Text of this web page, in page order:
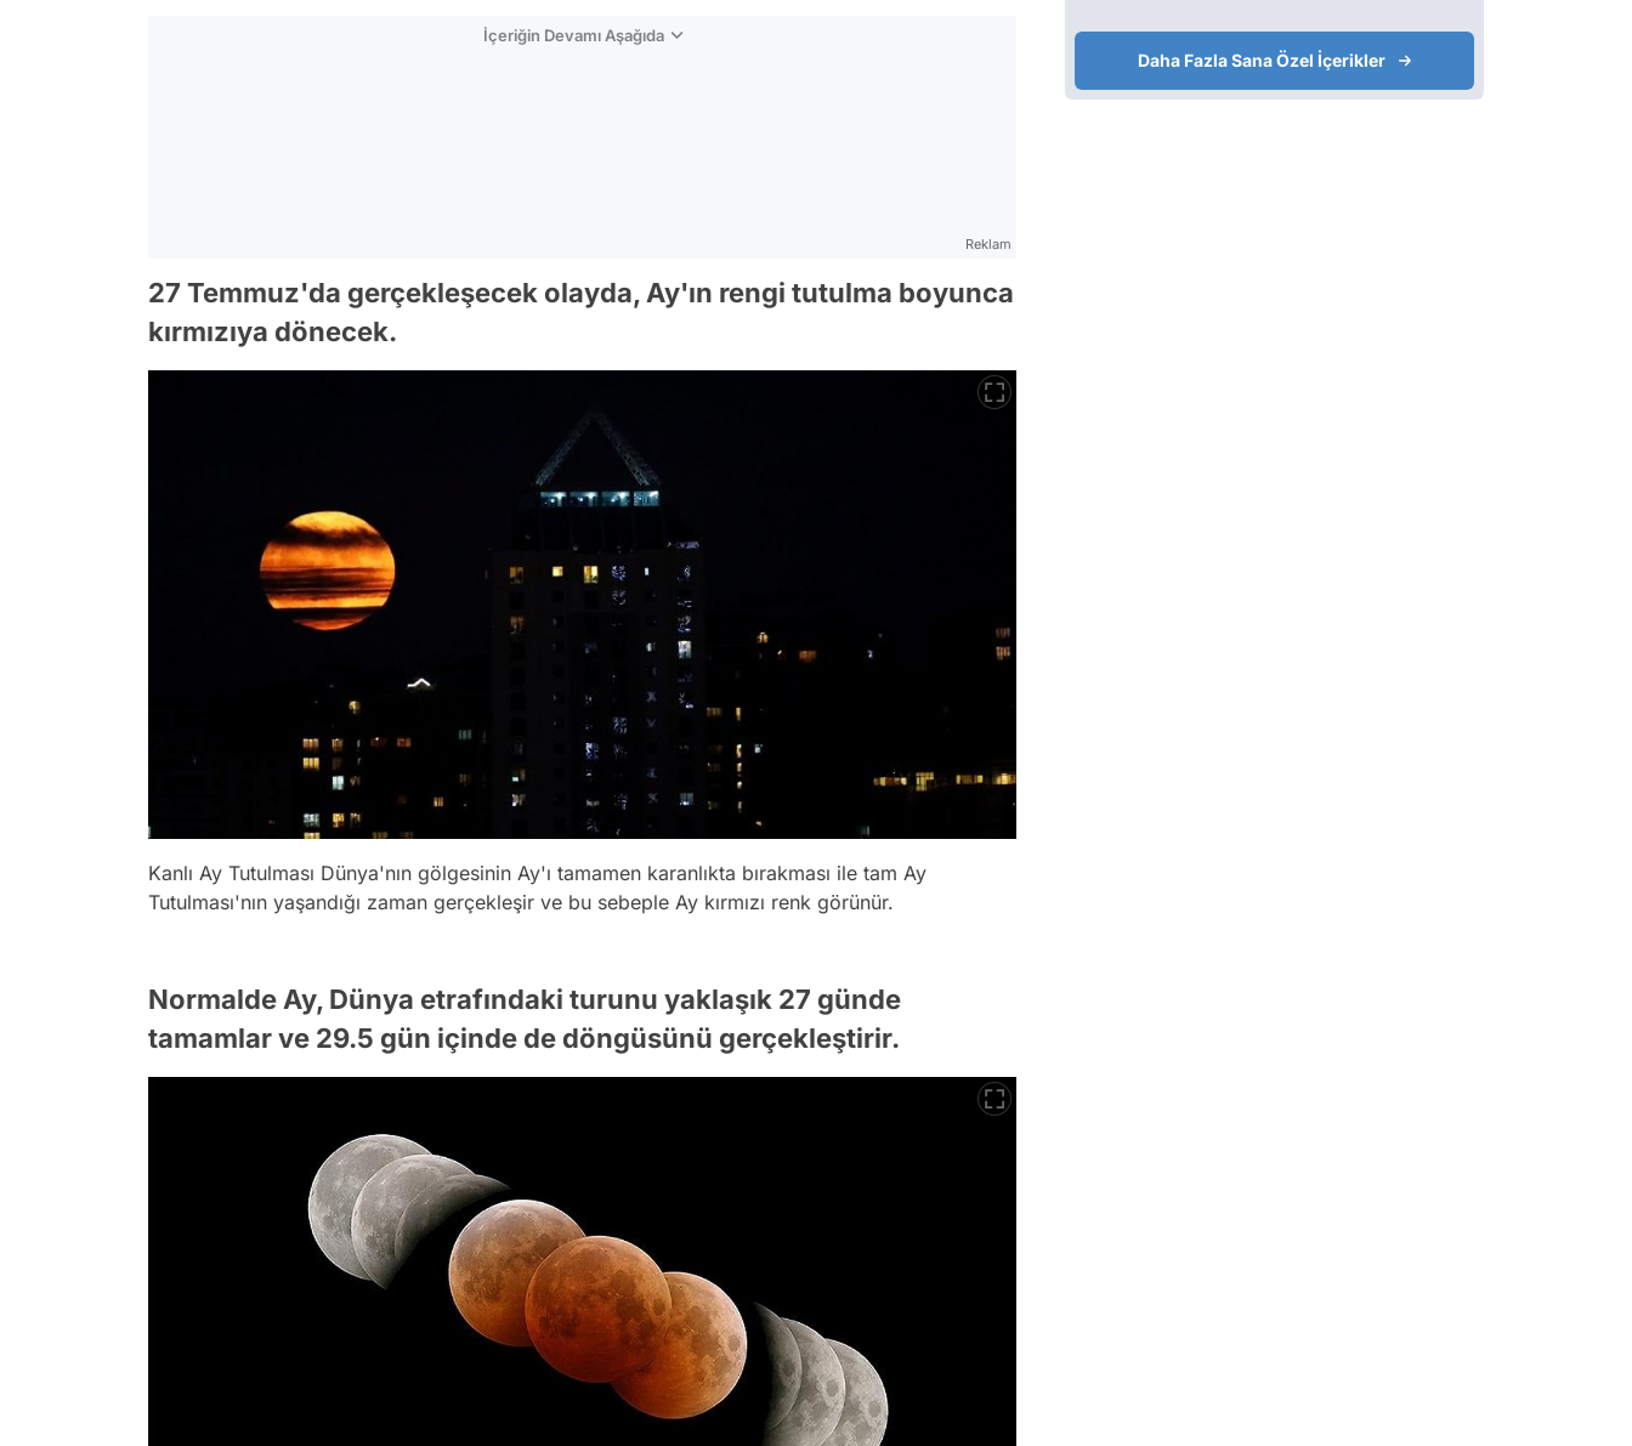
İçeriğin Devamı Aşağıda
Reklam
27 Temmuz'da gerçekleşecek olayda, Ay'ın rengi tutulma boyunca
kırmızıya dönecek.
Kanlı Ay Tutulması Dünya'nın gölgesinin Ay'ı tamamen karanlıkta bırakması ile tam Ay
Tutulması'nın yaşandığı zaman gerçekleşir ve bu sebeple Ay kırmızı renk görünür.
Normalde Ay, Dünya etrafındaki turunu yaklaşık 27 günde
tamamlar ve 29.5 gün içinde de döngüsünü gerçekleştirir.
Daha Fazla Sana Özel İçerikler